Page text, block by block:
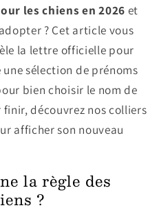
les chiens en 2026 et
? Cet article vous
la lettre officielle pour
sélection de prénoms
bien choisir le nom de
découvrez nos colliers
afficher son nouveau
la règle des
?